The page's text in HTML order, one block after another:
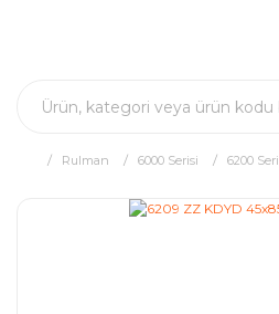
Rulman 6000 Serisi 6200 Seri